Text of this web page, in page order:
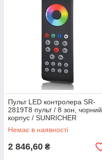
Пульт LED контролера SR-
2819T8 пульт / 8 зон, чорний
корпус / SUNRICHER
Немає в наявності
2 846,60 ₴